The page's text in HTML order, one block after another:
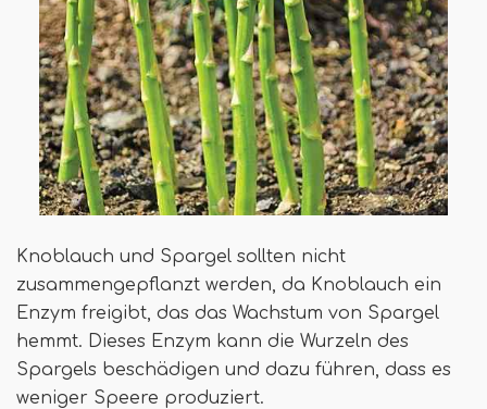
Knoblauch und Spargel sollten nicht
zusammengepflanzt werden, da Knoblauch ein
Enzym freigibt, das das Wachstum von Spargel
hemmt. Dieses Enzym kann die Wurzeln des
Spargels beschädigen und dazu führen, dass es
weniger Speere produziert.